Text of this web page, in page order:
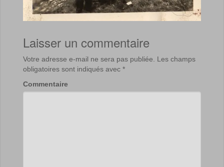
Laisser un commentaire
Votre adresse e-mail ne sera pas publiée. Les champs
obligatoires sont indiqués avec *
Commentaire